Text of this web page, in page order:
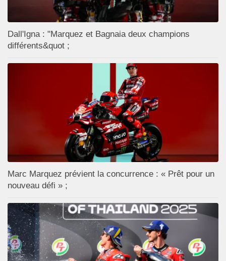
Dall'Igna : "Marquez et Bagnaia deux champions
différents&quot ;
Marc Marquez prévient la concurrence : « Prêt pour un
nouveau défi » ;